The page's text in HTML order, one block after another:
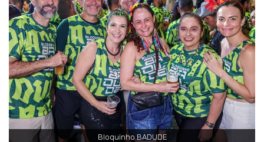
Bloquinho BADUDE